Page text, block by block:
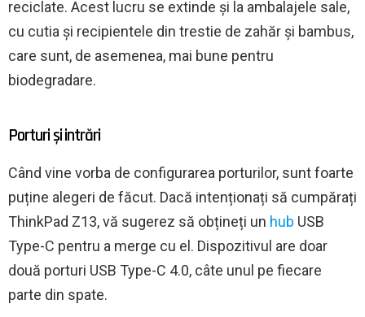
reciclate. Acest lucru se extinde și la ambalajele sale,
cu cutia și recipientele din trestie de zahăr și bambus,
care sunt, de asemenea, mai bune pentru
biodegradare.
Porturi și intrări
Când vine vorba de configurarea porturilor, sunt foarte
puține alegeri de făcut. Dacă intenționați să cumpărați
ThinkPad Z13, vă sugerez să obțineți un hub USB
Type-C pentru a merge cu el. Dispozitivul are doar
două porturi USB Type-C 4.0, câte unul pe fiecare
parte din spate.